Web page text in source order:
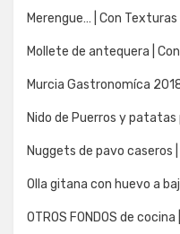
Merengue… | Con
Mollete de antequera |
Murcia Gastronomíca
Nido de Puerros y
Nuggets de pavo caseros
Olla gitana con huevo a
OTROS FONDOS de